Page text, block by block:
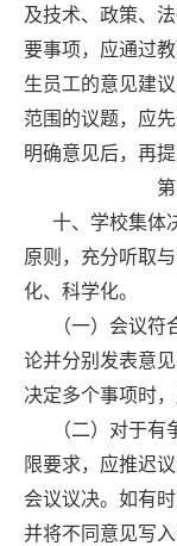
及技术、政策、
要事项，应通过
生员工的意见建
范围的议题，应
明确意见后，再提
十、学校集体
原则，充分听取
化、科学化。
（一）会议
论并分别发表意
决定多个事项时
（二）对于
限要求，应推迟
会议议决。如有
并将不同意见写入